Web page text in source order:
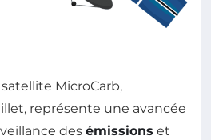
MicroCarb,
représente une avancée
des émissions et